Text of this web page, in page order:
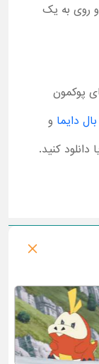
و روی به یک
پوکمون
دایما و
دانلود کنید.